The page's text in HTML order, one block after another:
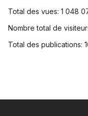
Total des vues: 1 048
Nombre total de
Total des publications: